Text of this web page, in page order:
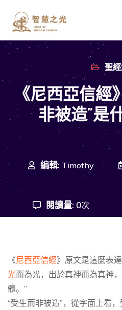
聖
《尼西亞信經
非被造”是
編輯: Timothy
閱讀量: 0次
《尼西亞信經》 原文是這麼表
光而為光，出於真神而為真神
體。”
“受生而非被造”， 從字面上看，